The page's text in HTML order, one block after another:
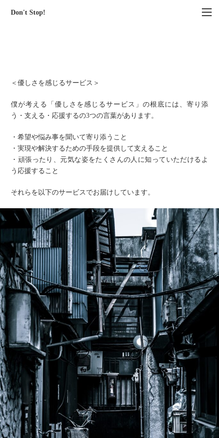
Don't Stop!
＜優しさを感じるサービス＞
僕が考える「優しさを感じるサービス」の根底には、寄り添
う・支える・応援するの3つの言葉があります。
・希望や悩み事を聞いて寄り添うこと
・実現や解決するための手段を提供して支えること
・頑張ったり、元気な姿をたくさんの人に知っていただけるよ
う応援すること
それらを以下のサービスでお届けしています。